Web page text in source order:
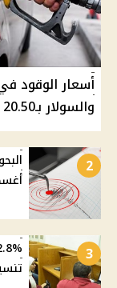
والسولار بـ20.50 جنيه
2
3
تنسيق